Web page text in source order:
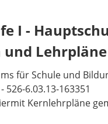
I -
und Lehrpläne
für Schule und
526-6.03.13-163351
Kernlehrpläne